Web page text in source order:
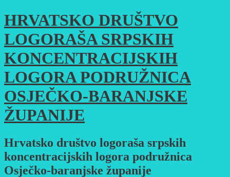
Skoči
do
sadržaja
HRVATSKO DRUŠTVO
LOGORAŠA SRPSKIH
KONCENTRACIJSKIH
LOGORA PODRUŽNICA
OSJEČKO-BARANJSKE
ŽUPANIJE
Hrvatsko društvo logoraša srpskih
koncentracijskih logora podružnica
Osječko-baranjske županije